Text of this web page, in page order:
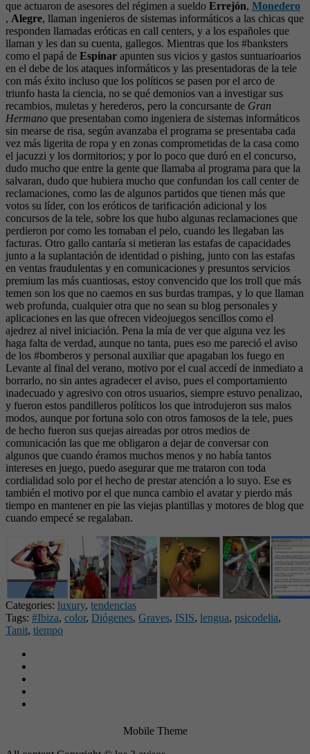
que actuaron de asesores del régimen a sueldo Errejón, Monedero
, Alegre, llaman ingenieros de sistemas informáticos a las chicas que
responden llamadas eróticas en call centers, y a los españoles que
llaman y les dan su cuenta, gallegos. Mientras que los #banksters
como el papá de Espinar apunten sus vicios y gastos suntuarioarios
en el debe de los ataques informáticos y las presentadoras de la tele
con más éxito incluso que los políticos se pasen por el arco de
triunfo hasta la ciencia, no se qué demonios van a investigar sus
recambios, muletas y herederos, pero la concursante de Gran
Hermano que presentaban como ingeniera de sistemas informáticos
sin mearse de risa, según avanzaba el programa se presentaba cada
vez más ligerita de ropa y en zonas comprometidas de la casa como
el jacuzzi y los dormitorios; y por lo poco que duró en el concurso,
dudo mucho que entre la gente que llamaba al programa para que la
salvaran, dudo que hubiera mucho que confundan los call center de
reclamaciones, como las de algunos partidos que tienen más que
votos su líder, con los eróticos de tarificación adicional y los
concursos de la tele, sobre los que hubo algunas reclamaciones que
perdieron por como les tomaban el pelo, cuando les llegaban las
facturas. Otro gallo cantaría si metieran las estafas de capacidades
junto a la suplantación de identidad o pishing, junto con las estafas
en ventas fraudulentas y en comunicaciones y presuntos servicios
premium las más cuantiosas, estoy convencido que los troll que más
temen son los que no caemos en sus burdas trampas, y lo que llaman
web profunda, cualquier otra que no sean su blog personales y
aplicaciones en las que ofrecen videojuegos sencillos como el
ajedrez al nivel iniciación. Pena la mía de ver que alguna vez les
haga falta de verdad, aunque no tanta, pues eso me pareció el aviso
de los #bomberos y personal auxiliar que apagaban los fuego en
Levante al final del verano, motivo por el cual accedí de inmediato a
borrarlo, no sin antes agradecer el aviso, pues el comportamiento
inadecuado y agresivo con otros usuarios, siempre estuvo penalizao,
y fueron estos pandilleros políticos los que introdujeron sus malos
modos, aunque por fortuna solo con otros famosos de la tele, pues
de hecho fueron sus quejas aireadas por otros medios de
comunicación las que me obligaron a dejar de conversar con
algunos que cuando éramos muchos menos y no había tantos
intereses en juego, puedo asegurar que me trataron con toda
cordialidad solo por el hecho de prestar atención a lo suyo. Ese es
también el motivo por el que nunca cambio el avatar y pierdo más
tiempo en mantener en pie las viejas plantillas y motores de blog que
cuando empecé se regalaban.
Categories: luxury, tendencias
Tags: #Ibiza, color, Diógenes, Graves, ISIS, lengua, psicodelia,
Tanit, tiempo
Mobile Theme